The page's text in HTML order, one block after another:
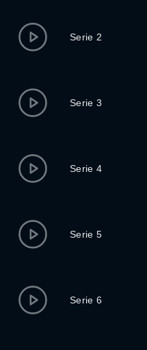
Serie 2
Serie 3
Serie 4
Serie 5
Serie 6